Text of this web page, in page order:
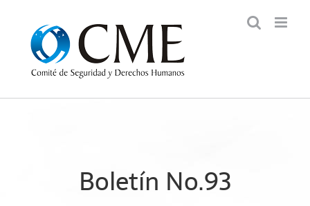
contenido
Boletín No.93